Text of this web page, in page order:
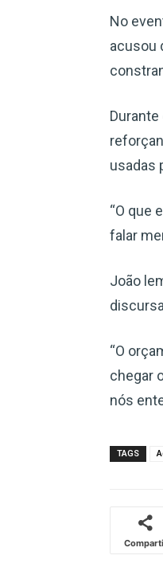
No
acusou
usadas
“O que
falar
João
“O
chegar
nós
TAGS